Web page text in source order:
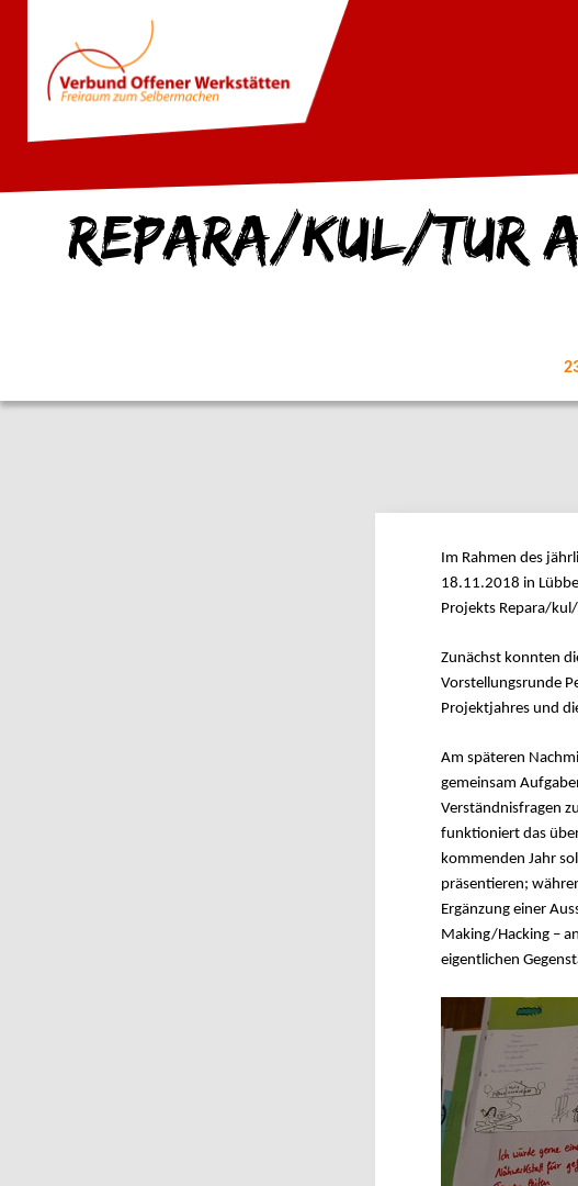
Repara/kul/tur
Im Rahmen des
18.11.2018 in
Projekts Repara/
Zunächst konnten
Vorstellungsrunde
Projektjahres und
Am späteren
gemeinsam
Verständnisfragen
funktioniert das
kommenden Jahr
präsentieren;
Ergänzung einer
Making/Hacking –
eigentlichen